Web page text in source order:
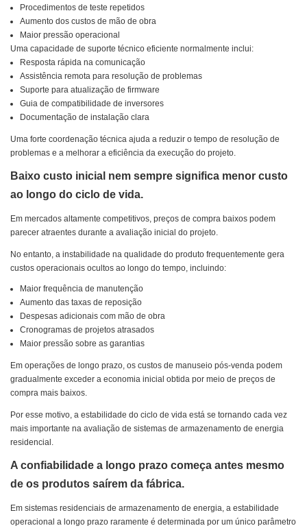
Procedimentos de teste repetidos
Aumento dos custos de mão de obra
Maior pressão operacional
Uma capacidade de suporte técnico eficiente normalmente inclui:
Resposta rápida na comunicação
Assistência remota para resolução de problemas
Suporte para atualização de firmware
Guia de compatibilidade de inversores
Documentação de instalação clara
Uma forte coordenação técnica ajuda a reduzir o tempo de resolução de
problemas e a melhorar a eficiência da execução do projeto.
Baixo custo inicial nem sempre significa menor custo
ao longo do ciclo de vida.
Em mercados altamente competitivos, preços de compra baixos podem
parecer atraentes durante a avaliação inicial do projeto.
No entanto, a instabilidade na qualidade do produto frequentemente gera
custos operacionais ocultos ao longo do tempo, incluindo:
Maior frequência de manutenção
Aumento das taxas de reposição
Despesas adicionais com mão de obra
Cronogramas de projetos atrasados
Maior pressão sobre as garantias
Em operações de longo prazo, os custos de manuseio pós-venda podem
gradualmente exceder a economia inicial obtida por meio de preços de
compra mais baixos.
Por esse motivo, a estabilidade do ciclo de vida está se tornando cada vez
mais importante na avaliação de sistemas de armazenamento de energia
residencial.
A confiabilidade a longo prazo começa antes mesmo
de os produtos saírem da fábrica.
Em sistemas residenciais de armazenamento de energia, a estabilidade
operacional a longo prazo raramente é determinada por um único parâmetro